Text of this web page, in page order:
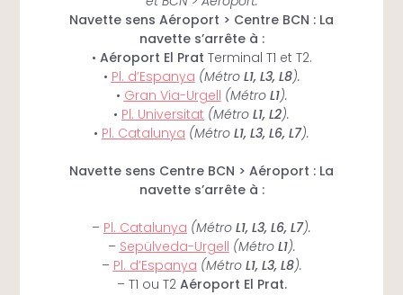
Navette sens Aéroport > Centre BCN : La
navette s’arrête à :
• Aéroport El Prat Terminal T1 et T2.
• Pl. d’Espanya (Métro L1, L3, L8).
• Gran Via-Urgell (MétroL1).
• Pl. Universitat (Métro L1, L2).
• Pl. Catalunya (Métro L1, L3, L6, L7).
Navette sens Centre BCN > Aéroport : La
navette s’arrête à :
– Pl. Catalunya (Métro L1, L3, L6, L7).
– Sepülveda-Urgell (Métro L1).
– Pl. d’Espanya (Métro L1, L3, L8).
– T1 ou T2 Aéroport El Prat.